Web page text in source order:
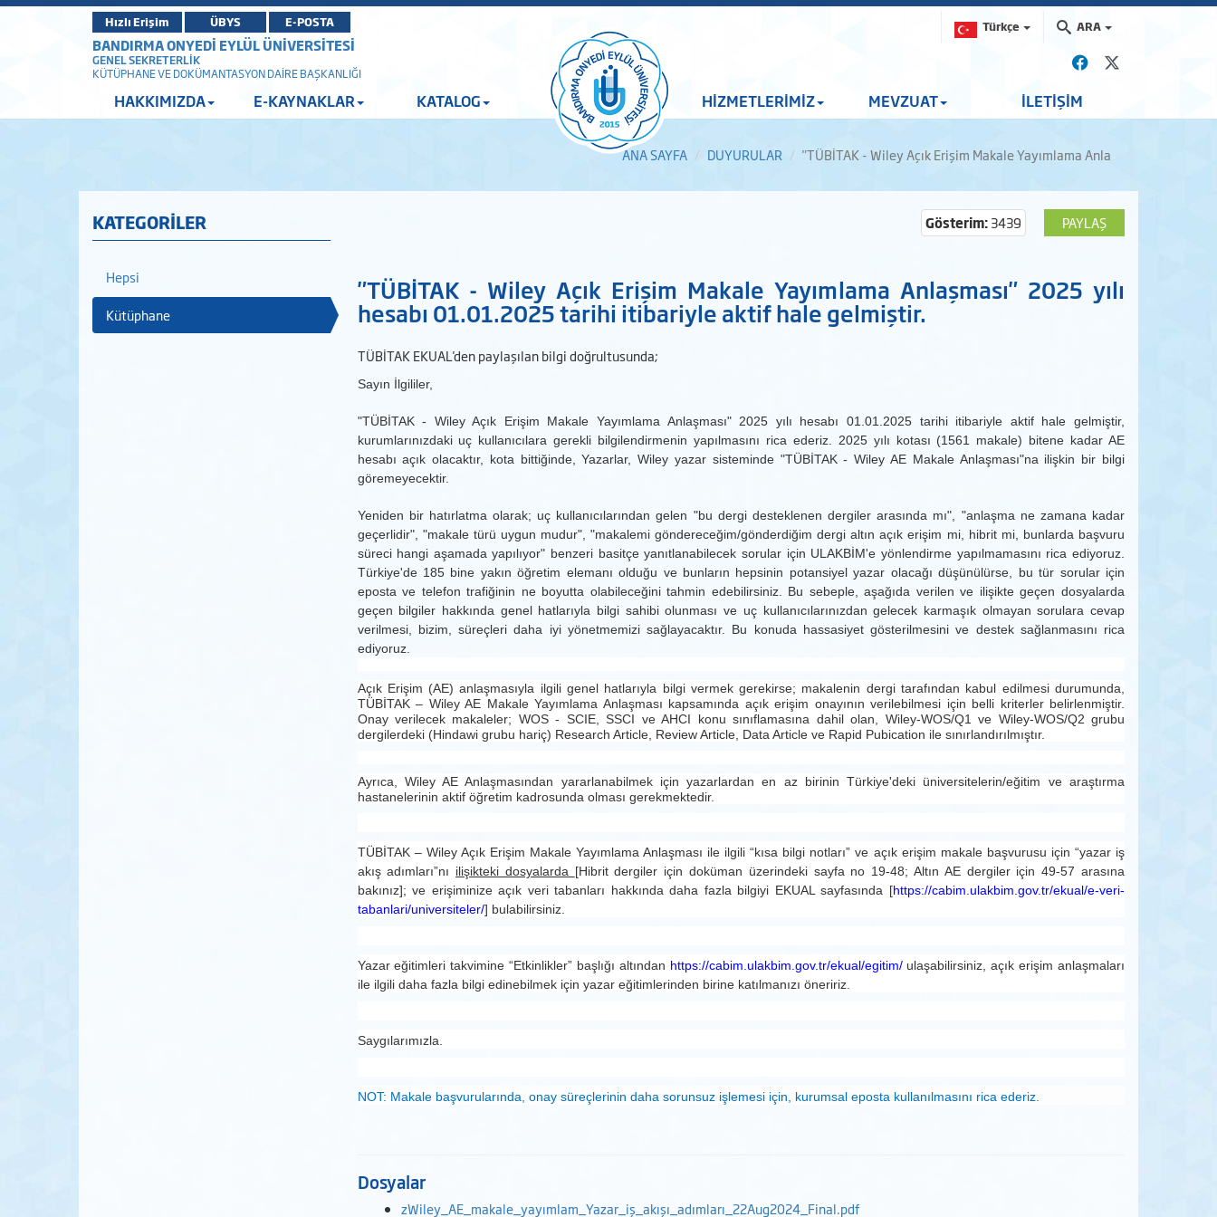
Hızlı Erişim ÜBYS E-POSTA Türkçe ARA
BANDIRMA ONYEDİ EYLÜL ÜNİVERSİTESİ
GENEL SEKRETERLİK
KÜTÜPHANE VE DOKÜMANTASYON DAİRE BAŞKANLIĞI
HAKKIMIZDA E-KAYNAKLAR KATALOG HİZMETLERİMİZ MEVZUAT İLETİŞİM
ANA SAYFA DUYURULAR "TÜBİTAK - Wiley Açık Erişim Makale Yayımlama Anla
KATEGORİLER
Hepsi
Kütüphane
PAYLAŞ
Gösterim:3439
"TÜBİTAK - Wiley Açık Erişim Makale Yayımlama Anlaşması" 2025 yılı
hesabı 01.01.2025 tarihi itibariyle aktif hale gelmiştir.
TÜBİTAK EKUAL'den paylaşılan bilgi doğrultusunda;
Sayın İlgililer,
"TÜBİTAK - Wiley Açık Erişim Makale Yayımlama Anlaşması" 2025 yılı hesabı 01.01.2025 tarihi itibariyle aktif hale gelmiştir,
kurumlarınızdaki uç kullanıcılara gerekli bilgilendirmenin yapılmasını rica ederiz. 2025 yılı kotası (1561 makale) bitene kadar AE
hesabı açık olacaktır, kota bittiğinde, Yazarlar, Wiley yazar sisteminde "TÜBİTAK - Wiley AE Makale Anlaşması"na ilişkin bir bilgi
göremeyecektir.
Yeniden bir hatırlatma olarak; uç kullanıcılarından gelen "bu dergi desteklenen dergiler arasında mı", "anlaşma ne zamana kadar
geçerlidir", "makale türü uygun mudur", "makalemi göndereceğim/gönderdiğim dergi altın açık erişim mi, hibrit mi, bunlarda başvuru
süreci hangi aşamada yapılıyor" benzeri basitçe yanıtlanabilecek sorular için ULAKBİM'e yönlendirme yapılmamasını rica ediyoruz.
Türkiye'de 185 bine yakın öğretim elemanı olduğu ve bunların hepsinin potansiyel yazar olacağı düşünülürse, bu tür sorular için
eposta ve telefon trafiğinin ne boyutta olabileceğini tahmin edebilirsiniz. Bu sebeple, aşağıda verilen ve ilişikte geçen dosyalarda
geçen bilgiler hakkında genel hatlarıyla bilgi sahibi olunması ve uç kullanıcılarınızdan gelecek karmaşık olmayan sorulara cevap
verilmesi, bizim, süreçleri daha iyi yönetmemizi sağlayacaktır. Bu konuda hassasiyet gösterilmesini ve destek sağlanmasını rica
ediyoruz.
Açık Erişim (AE) anlaşmasıyla ilgili genel hatlarıyla bilgi vermek gerekirse; makalenin dergi tarafından kabul edilmesi durumunda,
TÜBİTAK – Wiley AE Makale Yayımlama Anlaşması kapsamında açık erişim onayının verilebilmesi için belli kriterler belirlenmiştir.
Onay verilecek makaleler; WOS - SCIE, SSCI ve AHCI konu sınıflamasına dahil olan, Wiley-WOS/Q1 ve Wiley-WOS/Q2 grubu
dergilerdeki (Hindawi grubu hariç) Research Article, Review Article, Data Article ve Rapid Pubication ile sınırlandırılmıştır.
Ayrıca, Wiley AE Anlaşmasından yararlanabilmek için yazarlardan en az birinin Türkiye'deki üniversitelerin/eğitim ve araştırma
hastanelerinin aktif öğretim kadrosunda olması gerekmektedir.
TÜBİTAK – Wiley Açık Erişim Makale Yayımlama Anlaşması ile ilgili “kısa bilgi notları” ve açık erişim makale başvurusu için “yazar iş
akış adımları”nı ilişikteki dosyalarda [Hibrit dergiler için doküman üzerindeki sayfa no 19-48; Altın AE dergiler için 49-57 arasına
bakınız];ve erişiminize açık veri tabanları hakkında daha fazla bilgiyi EKUAL sayfasında [https://cabim.ulakbim.gov.tr/ekual/e-veri-
tabanlari/universiteler/] bulabilirsiniz.
Yazar eğitimleri takvimine “Etkinlikler” başlığı altından https://cabim. ulakbim.gov.tr/ekual/egitim/ ulaşabilirsiniz, açık erişim anlaşmaları
ile ilgili daha fazla bilgi edinebilmek için yazar eğitimlerinden birine katılmanızı öneririz.
Saygılarımızla.
NOT: Makale başvurularında, onay süreçlerinin daha sorunsuz işlemesi için, kurumsal eposta kullanılmasını rica ederiz.
Dosyalar
zWiley_AE_makale_yayımlam_Yazar_iş_akışı_adımları_22Aug2024_Final.pdf